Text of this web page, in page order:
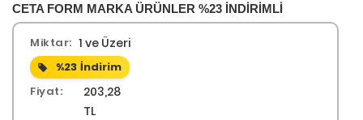
CETA FORM MARKA ÜRÜNLER %23 İNDİRİMLİ
Miktar: 1 ve Üzeri
%23 İndirim
Fiyat:
203,28
TL